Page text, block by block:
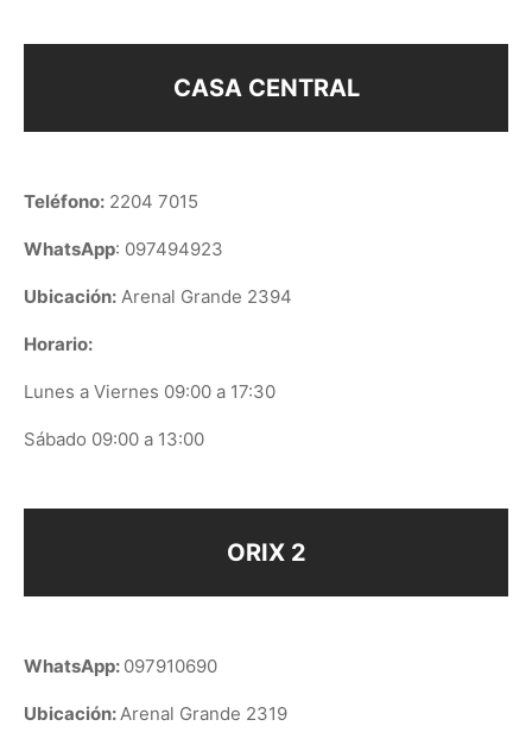
CASA CENTRAL
Teléfono: 2204 7015
WhatsApp: 097494923
Ubicación: Arenal Grande 2394
Horario:
Lunes a Viernes 09:00 a 17:30
Sábado 09:00 a 13:00
ORIX 2
WhatsApp: 097910690
Ubicación:Arenal Grande 2319